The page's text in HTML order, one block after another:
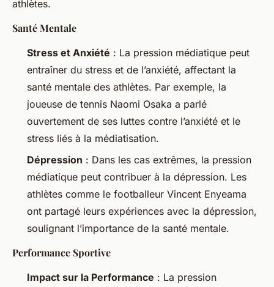
athlètes.
Santé Mentale
Stress et Anxiété : La pression médiatique peut
entraîner du stress et de l’anxiété, affectant la
santé mentale des athlètes. Par exemple, la
joueuse de tennis Naomi Osaka a parlé
ouvertement de ses luttes contre l’anxiété et le
stress liés à la médiatisation.
Dépression : Dans les cas extrêmes, la pression
médiatique peut contribuer à la dépression. Les
athlètes comme le footballeur Vincent Enyeama
ont partagé leurs expériences avec la dépression,
soulignant l’importance de la santé mentale.
Performance Sportive
Impact sur la Performance : La pression